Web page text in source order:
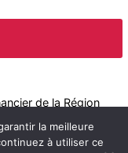
de la Région
la meilleure
à utiliser ce